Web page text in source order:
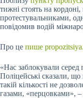
тижні стоять на
протестувальниками,
повідомив водій
Про це пише
«Нас заблокували серед
Поліцейські сказали,
такій кількості не
газами, «перцовками», –